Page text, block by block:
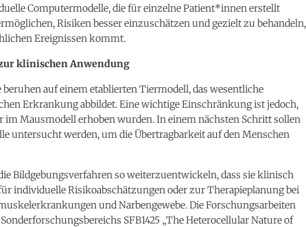
Computermodelle, die für einzelne Patient*innen erstellt
Risiken besser einzuschätzen und gezielt zu behandeln,
Ereignissen kommt.
klinischen Anwendung
beruhen auf einem etablierten Tiermodell, das wesentliche
Erkrankung abbildet. Eine wichtige Einschränkung ist jedoch,
im Mausmodell erhoben wurden. In einem nächsten Schritt sollen
untersucht werden, um die Übertragbarkeit auf den Menschen
Bildgebungsverfahren so weiterzuentwickeln, dass sie klinisch
individuelle Risikoabschätzungen oder zur Therapieplanung bei
und Narbengewebe. Die Forschungsarbeiten
SFB1425 „The Heterocellular Nature of